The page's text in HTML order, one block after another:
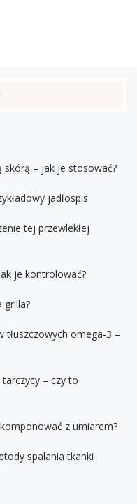
skórą – jak je stosować?
jadłospis
tej przewlekłej
je kontrolować?
grilla?
tłuszczowych omega-3 –
– czy to
z umiarem?
spalania tkanki